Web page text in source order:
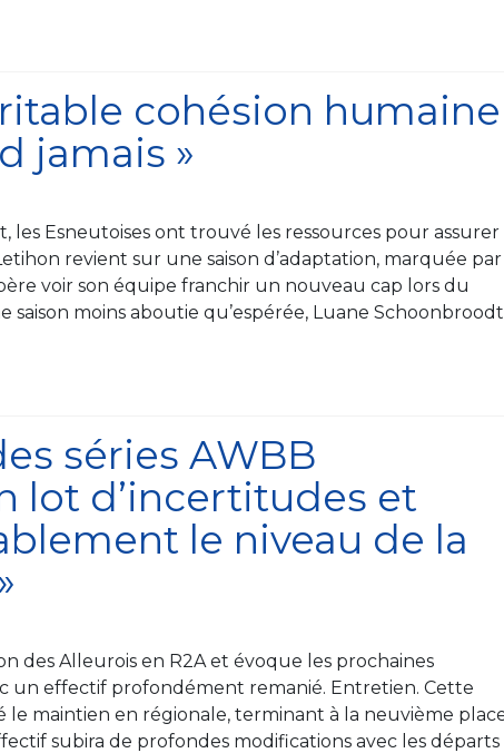
»
»
cohésion humaine
jamais »
les Esneutoises ont trouvé les ressources pour assurer
revient sur une saison d’adaptation, marquée par
voir son équipe franchir un nouveau cap lors du
saison moins aboutie qu’espérée, Luane Schoonbroodt
séries AWBB
lot d’incertitudes et
le niveau de la
des Alleurois en R2A et évoque les prochaines
un effectif profondément remanié. Entretien. Cette
le maintien en régionale, terminant à la neuvième
subira de profondes modifications avec les départs